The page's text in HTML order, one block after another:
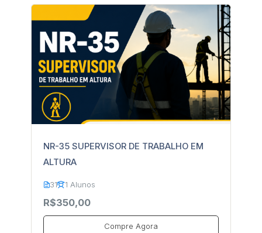
NR-35 SUPERVISOR DE TRABALHO EM
ALTURA
31 1 Alunos
R$350,00
Compre Agora